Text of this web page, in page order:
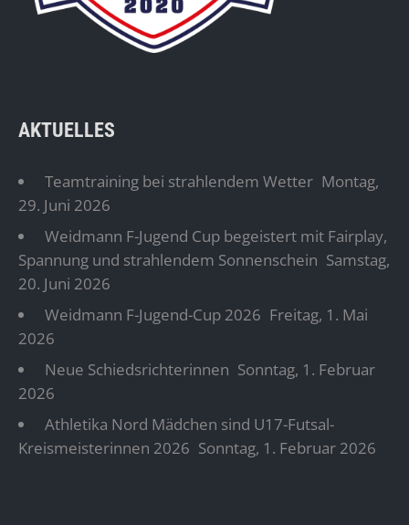
AKTUELLES
Teamtraining bei strahlendem Wetter Montag,
29. Juni 2026
Weidmann F-Jugend Cup begeistert mit Fairplay,
Spannung und strahlendem Sonnenschein Samstag,
20. Juni 2026
Weidmann F-Jugend-Cup 2026 Freitag, 1. Mai
2026
Neue Schiedsrichterinnen Sonntag, 1. Februar
2026
Athletika Nord Mädchen sind U17-Futsal-
Kreismeisterinnen 2026 Sonntag, 1. Februar 2026